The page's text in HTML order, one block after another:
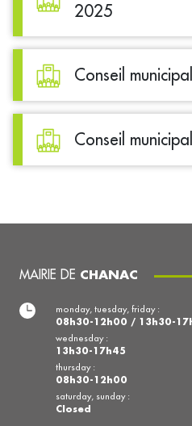
2025
Conseil
Conseil
MAIRIE DE CHANAC
monday, tuesday, friday :
08h30-12h00 / 13h30-
wednesday :
13h30-17h45
thursday :
08h30-12h00
saturday, sunday :
Closed